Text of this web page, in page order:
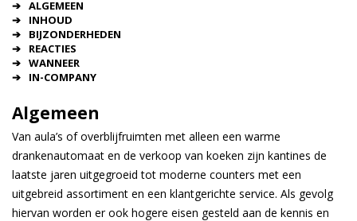
ALGEMEEN
INHOUD
BIJZONDERHEDEN
REACTIES
WANNEER
IN-COMPANY
Algemeen
Van aula’s of overblijfruimten met alleen een warme
drankenautomaat en de verkoop van koeken zijn kantines de
laatste jaren uitgegroeid tot moderne counters met een
uitgebreid assortiment en een klantgerichte service. Als gevolg
hiervan worden er ook hogere eisen gesteld aan de kennis en